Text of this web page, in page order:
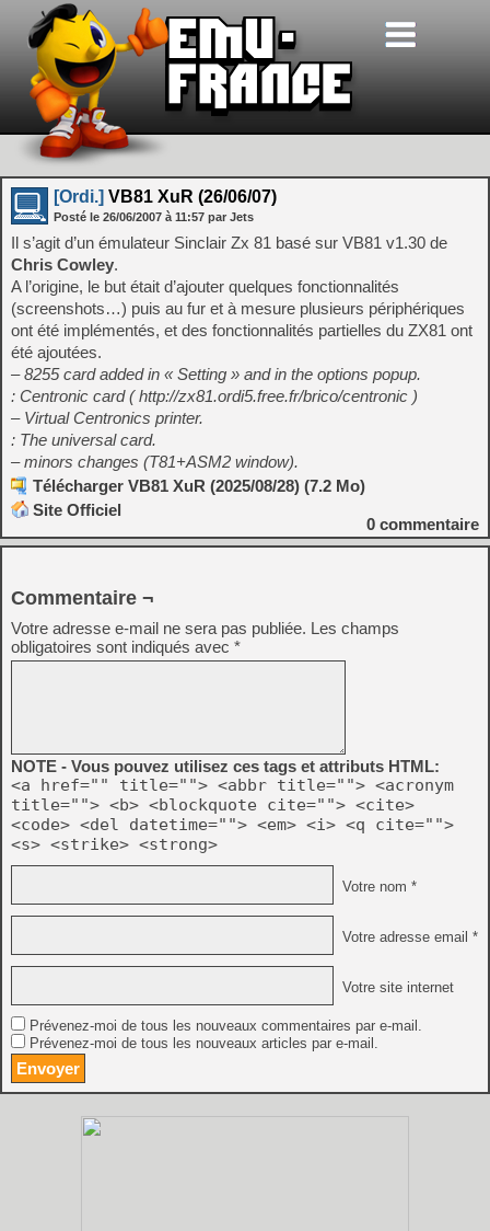
[Ordi.] VB81 XuR (26/06/07)
Posté le 26/06/2007 à 11:57 par Jets
Il s’agit d’un émulateur Sinclair Zx 81 basé sur VB81 v1.30 de
Chris Cowley.
A l’origine, le but était d’ajouter quelques fonctionnalités
(screenshots…) puis au fur et à mesure plusieurs périphériques
ont été implémentés, et des fonctionnalités partielles du ZX81 ont
été ajoutées.
– 8255 card added in « Setting » and in the options popup.
: Centronic card ( http://zx81.ordi5.free.fr/brico/centronic )
– Virtual Centronics printer.
: The universal card.
– minors changes (T81+ASM2 window).
Télécharger VB81 XuR (2025/08/28) (7.2 Mo)
Site Officiel
0 commentaire
Commentaire ¬
Votre adresse e-mail ne sera pas publiée. Les champs
obligatoires sont indiqués avec *
NOTE - Vous pouvez utilisez ces tags et attributs HTML:
<a href="" title=""> <abbr title=""> <acronym
title=""> <b> <blockquote cite=""> <cite>
<code> <del datetime=""> <em> <i> <q cite="">
<s> <strike> <strong>
Votre nom *
Votre adresse email *
Votre site internet
Prévenez-moi de tous les nouveaux commentaires par e-mail.
Prévenez-moi de tous les nouveaux articles par e-mail.